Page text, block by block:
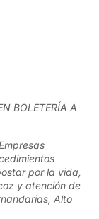
BOLETERÍA A
por la vida,
y atención de
Alto